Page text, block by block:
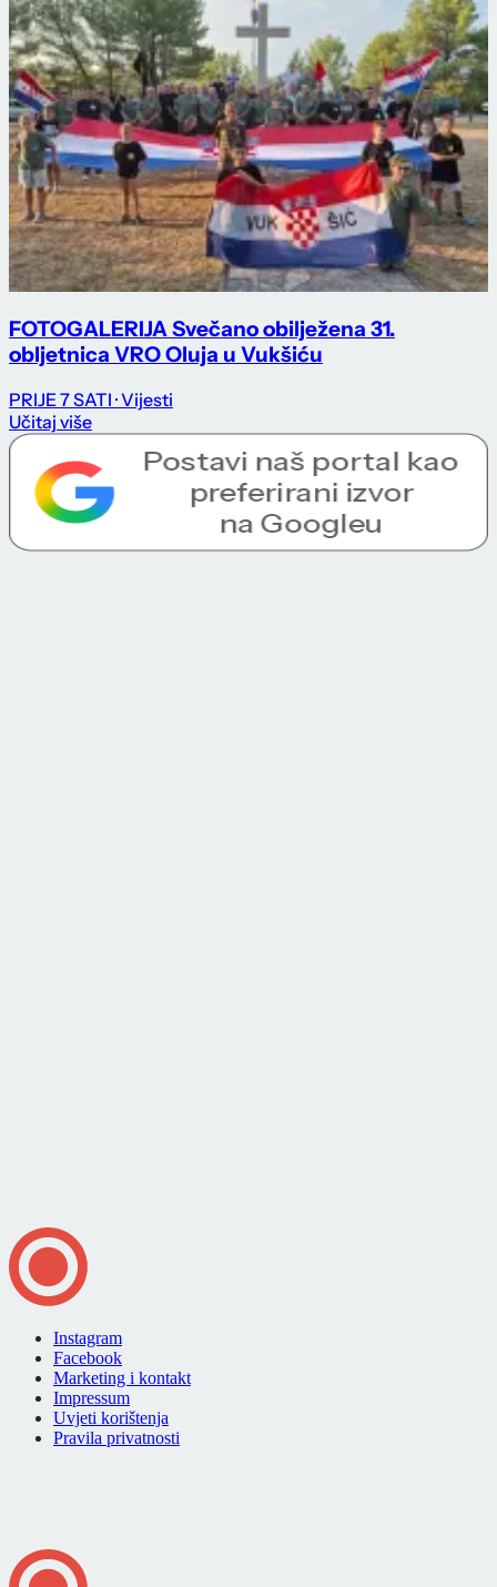
FOTOGALERIJA Svečano obilježena 31.
obljetnica VRO Oluja u Vukšiću
PRIJE 7 SATI · Vijesti
Učitaj više
Instagram
Facebook
Marketing i kontakt
Impressum
Uvjeti korištenja
Pravila privatnosti